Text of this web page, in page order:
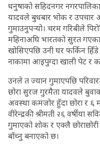
धनुषाको सहिदनगर
यादवले बुधबार भोक र उपचार
गुमाउनुपर्‍यो। चरम गरिबीले
महिनाअघि भारतको सुरत
खोसिएपछि उनी घर फर्किन
नाकामा आइपुग्दा खाली पेट र
उनले त ज्यान गुमाएपछि
छोरा सुरज गुरमैता यादवले
अवस्था कमजोर हुँदा छोरा र ६
वीरेन्द्रकी श्रीमती २६ वर्षीया
गुमाएको शोक र एक्लै छोराछोरी
बाँच्नु बनाएको छ।